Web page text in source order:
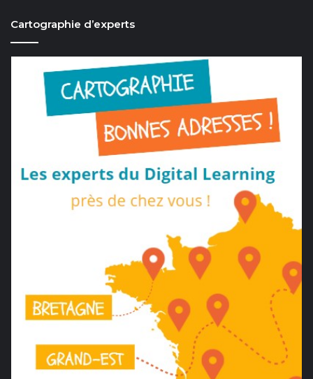
Cartographie d’experts